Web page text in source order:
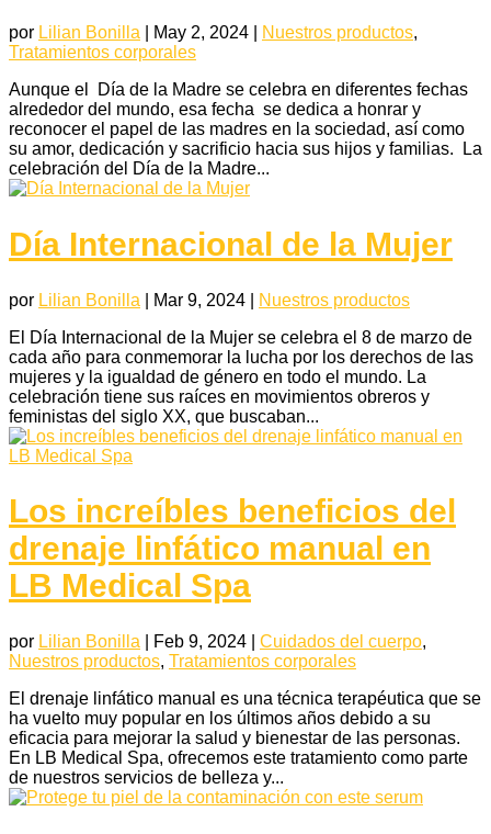
por Lilian Bonilla May 2, 2024 Nuestros productos,
Tratamientos corporales
Aunque el Día de la Madre se celebra en diferentes fechas
alrededor del mundo, esa fecha se dedica a honrar y
reconocer el papel de las madres en la sociedad, así como
su amor, dedicación y sacrificio hacia sus hijos y familias. La
celebración del Día de la Madre...
Día Internacional de la Mujer
por Lilian Bonilla Mar 9, 2024
Nuestros productos
El Día Internacional de la Mujer se celebra el 8 de marzo de
cada año para conmemorar la lucha por los derechos de las
mujeres y la igualdad de género en todo el mundo. La
celebración tiene sus raíces en movimientos obreros y
feministas del siglo XX, que buscaban...
Los increíbles beneficios del
drenaje linfático manual en
LB Medical Spa
por Lilian Bonilla Feb 9, 2024 Cuidados del cuerpo,
Nuestros productos, Tratamientos corporales
El drenaje linfático manual es una técnica terapéutica que se
ha vuelto muy popular en los últimos años debido a su
eficacia para mejorar la salud y bienestar de las personas.
En LB Medical Spa, ofrecemos este tratamiento como parte
de nuestros servicios de belleza y...